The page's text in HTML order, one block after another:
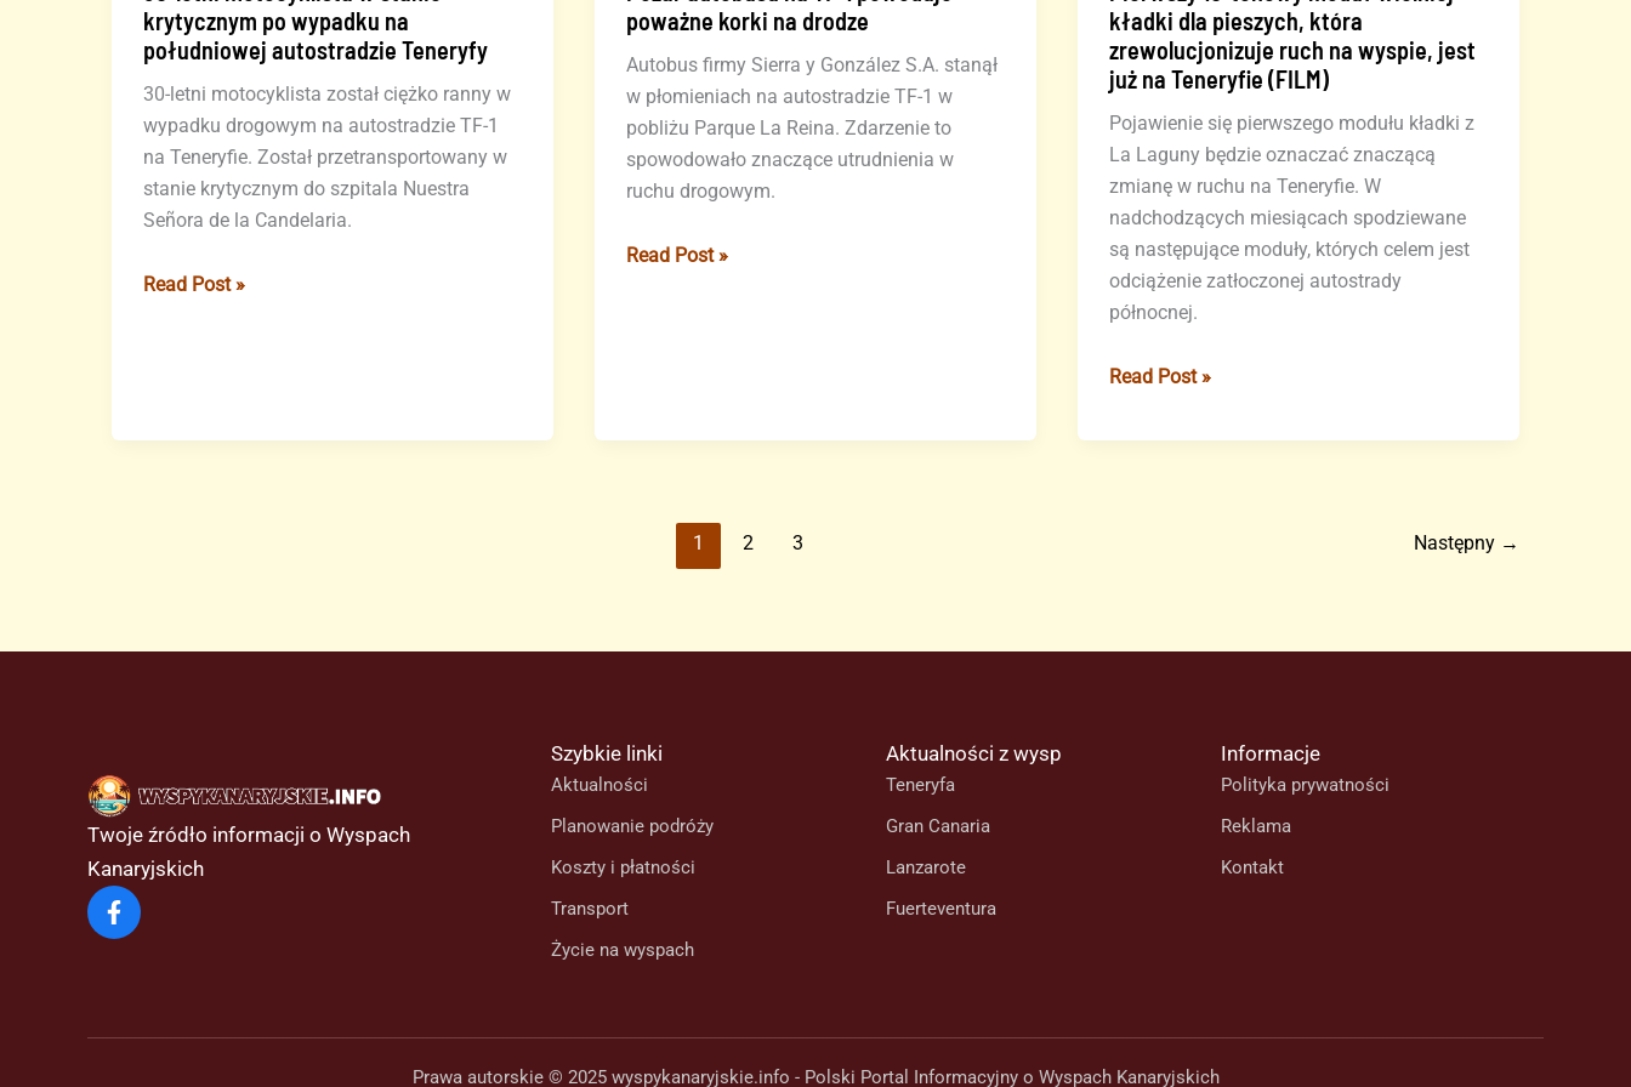
krytycznym po wypadku na
południowej autostradzie Teneryfy
30-letni motocyklista został ciężko ranny w
wypadku drogowym na autostradzie TF-1
na Teneryfie. Został przetransportowany w
stanie krytycznym do szpitala Nuestra
Señora de la Candelaria.
30-
krytycznym
Read Post »
poważne korki na drodze
Autobus firmy Sierra y González S.A. stanął
w płomieniach na autostradzie TF-1 w
pobliżu Parque La Reina. Zdarzenie to
spowodowało znaczące utrudnienia w
ruchu drogowym.
Pożar
poważne
Read Post »
kładki dla pieszych, która
zrewolucjonizuje ruch na wyspie, jest
już na Teneryfie (FILM)
Pojawienie się pierwszego modułu kładki z
La Laguny będzie oznaczać znaczącą
zmianę w ruchu na Teneryfie. W
nadchodzących miesiącach spodziewane
są następujące moduły, których celem jest
odciążenie zatłoczonej autostrady
północnej.
Pierwszy
tonowy
zrewolucjonizuje
Read Post »
1 2 3 Następny →
Twoje źródło informacji o Wyspach
Kanaryjskich
Szybkie linki
Aktualności
Planowanie podróży
Koszty i płatności
Transport
Życie na wyspach
Aktualności z wysp
Teneryfa
Gran Canaria
Lanzarote
Fuerteventura
Informacje
Polityka prywatności
Reklama
Kontakt
Prawa autorskie © 2025 wyspykanaryjskie.info - Polski Portal Informacyjny o Wyspach Kanaryjskich